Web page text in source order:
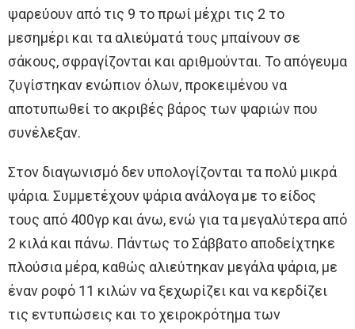
ψαρεύουν από τις 9 το πρωί μέχρι τις 2 το
μεσημέρι και τα αλιεύματά τους μπαίνουν σε
σάκους, σφραγίζονται και αριθμούνται. Το απόγευμα
ζυγίστηκαν ενώπιον όλων, προκειμένου να
αποτυπωθεί το ακριβές βάρος των ψαριών που
συνέλεξαν.
Στον διαγωνισμό δεν υπολογίζονται τα πολύ μικρά
ψάρια. Συμμετέχουν ψάρια ανάλογα με το είδος
τους από 400γρ και άνω, ενώ για τα μεγαλύτερα από
2 κιλά και πάνω. Πάντως το Σάββατο αποδείχτηκε
πλούσια μέρα, καθώς αλιεύτηκαν μεγάλα ψάρια, με
έναν ροφό 11 κιλών να ξεχωρίζει και να κερδίζει
τις εντυπώσεις και το χειροκρότημα των